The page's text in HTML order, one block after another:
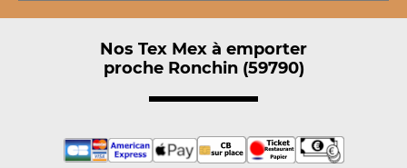
Nos Tex Mex à emporter
proche Ronchin (59790)